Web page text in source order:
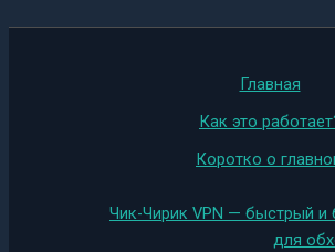
Главная
Как это
Коротко о
Чик-Чирик VPN — быстрый и
для